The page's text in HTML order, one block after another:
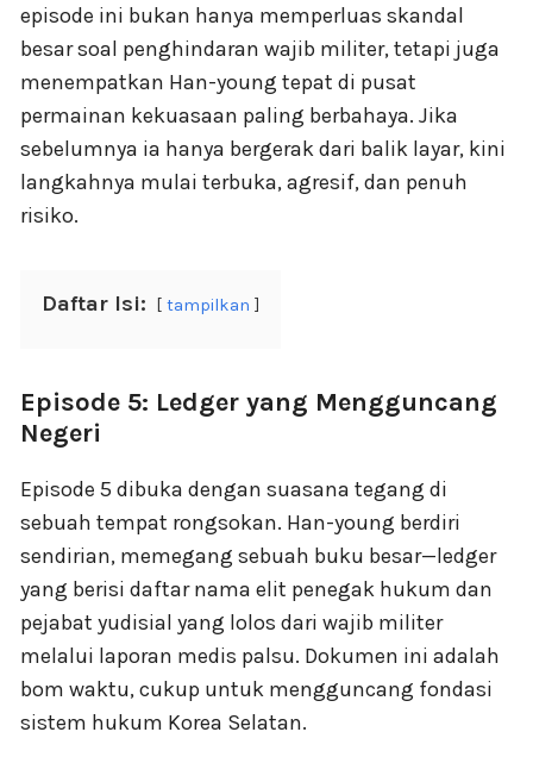
episode ini bukan hanya memperluas skandal
besar soal penghindaran wajib militer, tetapi juga
menempatkan Han-young tepat di pusat
permainan kekuasaan paling berbahaya. Jika
sebelumnya ia hanya bergerak dari balik layar, kini
langkahnya mulai terbuka, agresif, dan penuh
risiko.
Daftar Isi: tampilkan
Episode 5: Ledger yang Mengguncang
Negeri
Episode 5 dibuka dengan suasana tegang di
sebuah tempat rongsokan. Han-young berdiri
sendirian, memegang sebuah buku besar—ledger
yang berisi daftar nama elit penegak hukum dan
pejabat yudisial yang lolos dari wajib militer
melalui laporan medis palsu. Dokumen ini adalah
bom waktu, cukup untuk mengguncang fondasi
sistem hukum Korea Selatan.